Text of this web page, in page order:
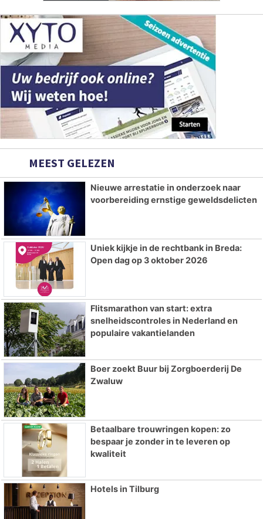
MEEST GELEZEN
Nieuwe arrestatie in onderzoek naar
voorbereiding ernstige geweldsdelicten
Uniek kijkje in de rechtbank in Breda:
Open dag op 3 oktober 2026
Flitsmarathon van start: extra
snelheidscontroles in Nederland en
populaire vakantielanden
Boer zoekt Buur bij Zorgboerderij De
Zwaluw
Betaalbare trouwringen kopen: zo
bespaar je zonder in te leveren op
kwaliteit
Hotels in Tilburg